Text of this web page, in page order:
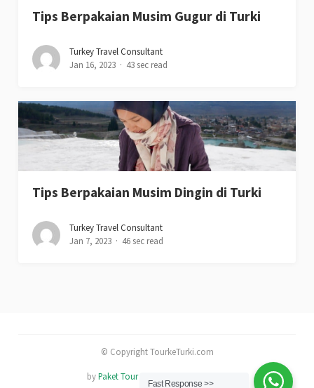
Tips Berpakaian Musim Gugur di Turki
Turkey Travel Consultant
Jan 16, 2023
43 sec read
Tips Berpakaian Musim Dingin di Turki
Turkey Travel Consultant
Jan 7, 2023
46 sec read
© Copyright TourkeTurki.com
byPaket Tour dan Trip ke Turki Murah
Fast Response >>